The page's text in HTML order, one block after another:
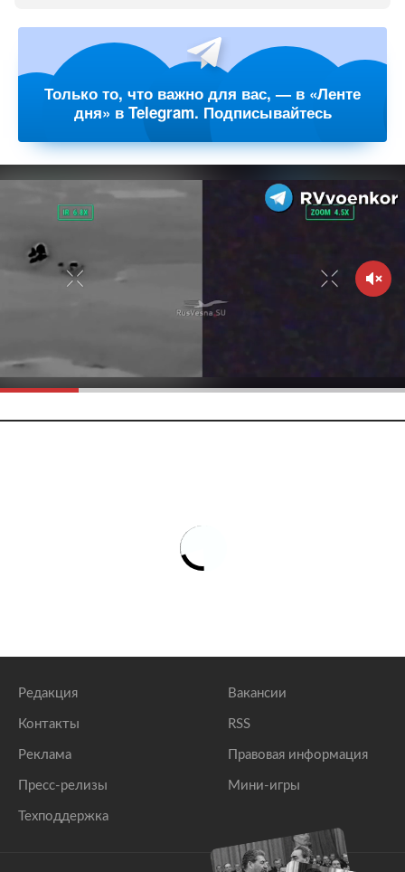
Только то, что важно для вас, — в «Ленте
дня» в Telegram. Подписывайтесь
Редакция
Контакты
Реклама
Пресс-релизы
Техподдержка
Вакансии
RSS
Правовая информация
Мини-игры